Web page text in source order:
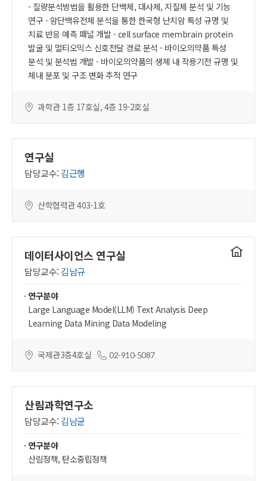
- 질량분석방법을 활용한 단백체, 대사체, 지질체 분석 및 기능
연구 - 암단백유전체 분석을 통한 한국형 난치암 특성 규명 및
치료 반응 예측 패널 개발 - cell surface membrain protein
발굴 및 멀티오믹스 신호전달 경로 분석 - 바이오의약품 특성
분석 및 분석법 개발 - 바이오의약품의 생체 내 작용기전 규명 및
체내 분포 및 구조 변화 추적 연구
과학관 1층 17호실, 4층 19-2호실
연구실
담당교수: 김근행
산학협력관 403-1호
데이터사이언스 연구실
담당교수: 김남규
연구실
연구분야
Large Language Model(LLM) Text Analysis Deep
Learning Data Mining Data Modeling
국제관3층4호실 02-910-5087
산림과학연구소
담당교수: 김남균
연구분야
산림정책, 탄소중립정책